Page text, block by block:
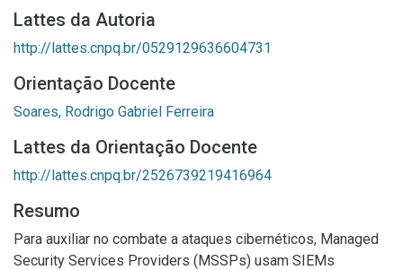
Lattes da Autoria
http://lattes.cnpq.br/0529129636604731
Orientação Docente
Soares, Rodrigo Gabriel Ferreira
Lattes da Orientação Docente
http://lattes.cnpq.br/2526739219416964
Resumo
Para auxiliar no combate a ataques cibernéticos, Managed
Security Services Providers (MSSPs) usam SIEMs